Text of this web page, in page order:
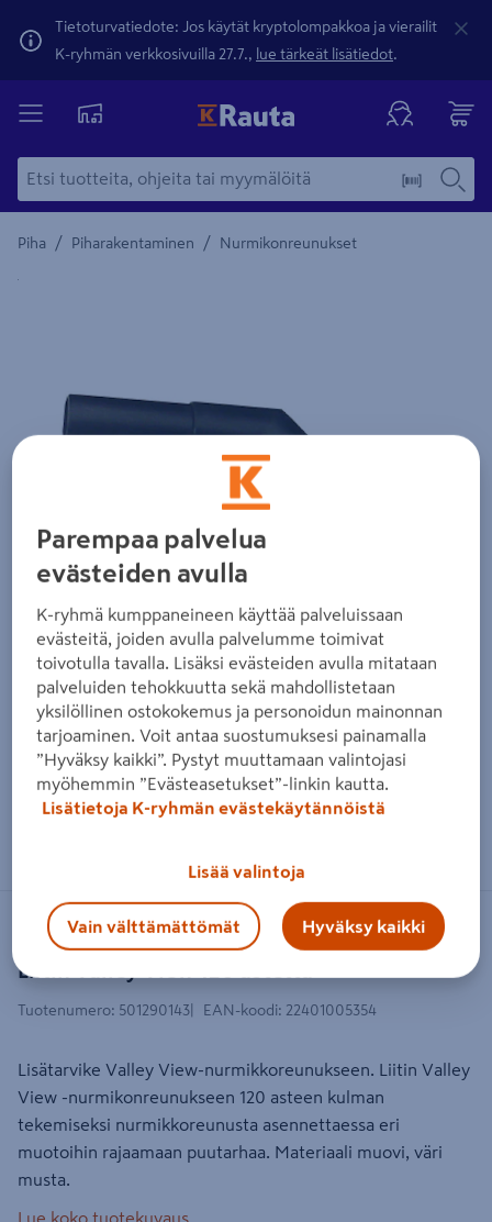
Tietoturvatiedote: Jos käytät kryptolompakkoa ja vierailit
K-ryhmän verkkosivuilla 27.7., lue tärkeät lisätiedot.
Piha / Piharakentaminen / Nurmikonreunukset
Yksityiskohtainen kuvaus löytyy Tuotteen kuvaus -
Liitin Valley View 120 astetta
VALLEY VIEW
Tuotenumero: 501290143 EAN-koodi: 22401005354
Lisätarvike Valley View-nurmikkoreunukseen. Liitin Valley
View -nurmikonreunukseen 120 asteen kulman
tekemiseksi nurmikkoreunusta asennettaessa eri
muotoihin rajaamaan puutarhaa. Materiaali muovi, väri
musta.
Lue koko tuotekuvaus
Parempaa palvelua
evästeiden avulla
K-ryhmä kumppaneineen käyttää palveluissaan
evästeitä, joiden avulla palvelumme toimivat
toivotulla tavalla. Lisäksi evästeiden avulla mitataan
palveluiden tehokkuutta sekä mahdollistetaan
yksilöllinen ostokokemus ja personoidun mainonnan
tarjoaminen. Voit antaa suostumuksesi painamalla
”Hyväksy kaikki”. Pystyt muuttamaan valintojasi
myöhemmin ”Evästeasetukset”-linkin kautta.
Lisätietoja K-ryhmän evästekäytännöistä
Lisää valintoja
Vain välttämättömät Hyväksy kaikki